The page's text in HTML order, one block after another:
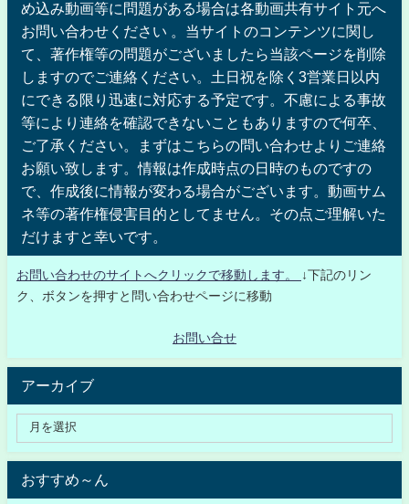
め込み動画等に問題がある場合は各動画共有サイト元へ
お問い合わせください 。当サイトのコンテンツに関し
て、著作権等の問題がございましたら当該ページを削除
しますのでご連絡ください。土日祝を除く3営業日以内
にできる限り迅速に対応する予定です。不慮による事故
等により連絡を確認できないこともありますので何卒、
ご了承ください。まずはこちらの問い合わせよりご連絡
お願い致します。情報は作成時点の日時のものですの
で、作成後に情報が変わる場合がございます。動画サム
ネ等の著作権侵害目的としてません。その点ご理解いた
だけますと幸いです。
お問い合わせのサイトへクリックで移動します。
↓下記のリン
ク、ボタンを押すと問い合わせページに移動
お問い合せ
アーカイブ
おすすめ～ん